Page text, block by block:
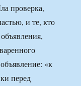
проверка,
и те, кто
«к
перед